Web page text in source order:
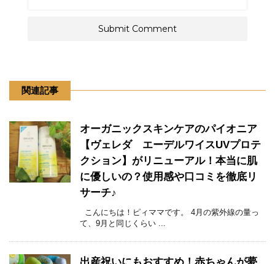
関連記事
オーガニックスキンケアのパイオニア
【ヴェレダ エーデルワイスUVプロテ
クション】がリニューアル！本当に肌
に優しいの？使用感や口コミを徹底リ
サーチ♪
こんにちは！ピィママです。 4月の紫外線の量っ
て、9月と同じくらい ...